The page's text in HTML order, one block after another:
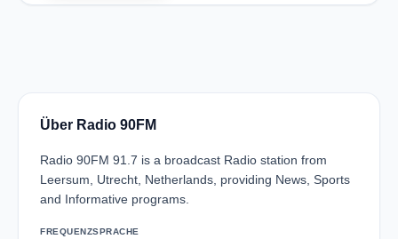
Über Radio 90FM
Radio 90FM 91.7 is a broadcast Radio station from
Leersum, Utrecht, Netherlands, providing News, Sports
and Informative programs.
FREQUENZSPRACHE